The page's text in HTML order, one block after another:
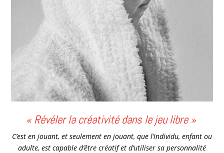
« Révéler la créativité dans le jeu libre »
C’est en jouant, et seulement en jouant, que l’individu, enfant ou
adulte, est capable d’être créatif et d’utiliser sa personnalité